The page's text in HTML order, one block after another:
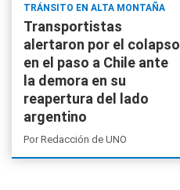
TRÁNSITO EN ALTA MONTAÑA
Transportistas
alertaron por el colapso
en el paso a Chile ante
la demora en su
reapertura del lado
argentino
PorRedacción de UNO